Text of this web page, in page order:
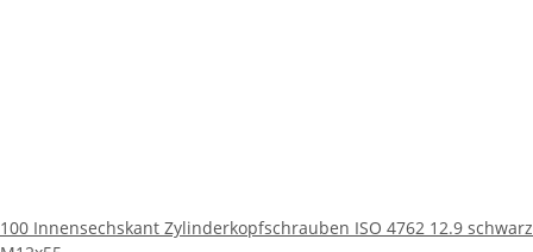
100 Innensechskant Zylinderkopfschrauben ISO 4762 12.9 schwarz